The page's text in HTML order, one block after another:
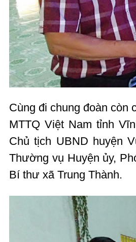
Cùng đi chung đoàn còn
MTTQ Việt Nam tỉnh
Chủ tịch UBND huyện
Thường vụ Huyện ủy,
Bí thư xã Trung Thành.